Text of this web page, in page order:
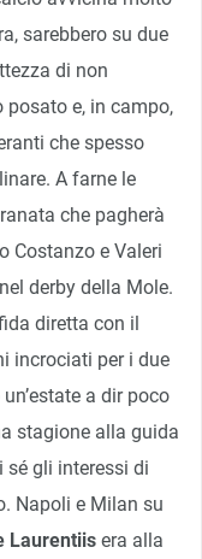
sarebbero su due
di non
posato e, in campo,
che spesso
A farne le
che pagherà
Costanzo e Valeri
derby della Mole.
diretta con il
incrociati per i due
a dir poco
stagione alla guida
sé gli interessi di
Napoli e Milan su
Laurentiis era alla